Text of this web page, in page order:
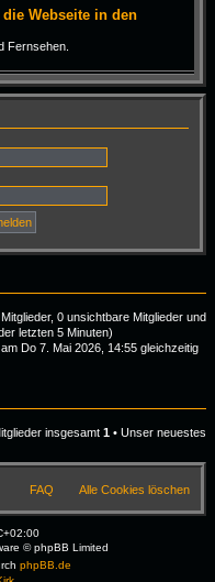
Webseite in den
Fernsehen.
0 unsichtbare Mitglieder und
letzten 5 Minuten)
Do 7. Mai 2026, 14:55 gleichzeitig
insgesamt 1 • Unser neuestes
Alle Cookies löschen
FAQ
© phpBB Limited
phpBB.de